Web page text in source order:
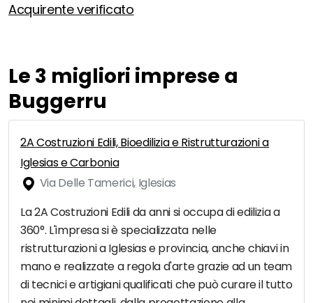
Acquirente verificato
Le 3 migliori imprese a
Buggerru
2A Costruzioni Edili, Bioedilizia e Ristrutturazioni a
Iglesias e Carbonia
Via Delle Tamerici, Iglesias
La 2A Costruzioni Edili da anni si occupa di edilizia a
360°. L'impresa si è specializzata nelle
ristrutturazioni a Iglesias e provincia, anche chiavi in
mano e realizzate a regola d'arte grazie ad un team
di tecnici e artigiani qualificati che può curare il tutto